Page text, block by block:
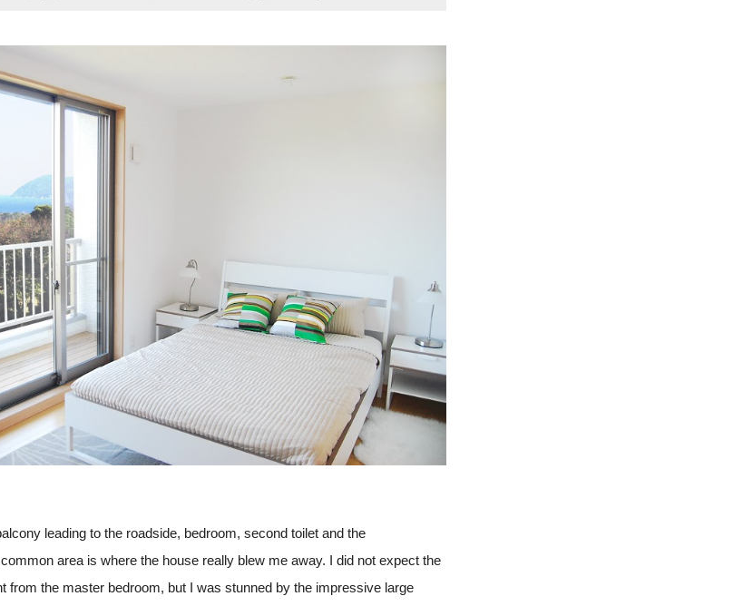
leading to the roadside, bedroom, second toilet and the
area is where the house really blew me away. I did not expect the
from the master bedroom, but I was stunned by the impressive large